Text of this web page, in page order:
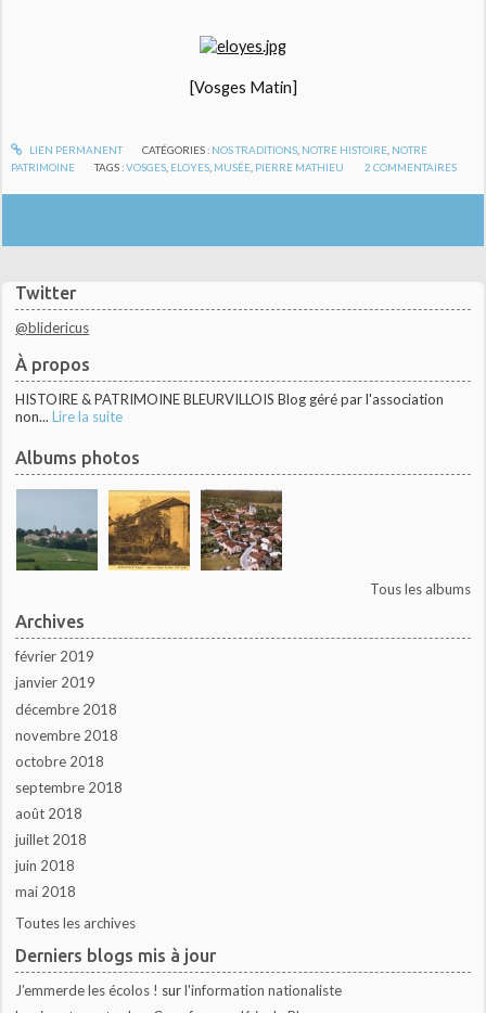
Twitter
@blidericus
À propos
HISTOIRE & PATRIMOINE BLEURVILLOIS Blog géré par l'association
non... Lire la suite
Albums photos
Tous les albums
Archives
février 2019
janvier 2019
décembre 2018
novembre 2018
octobre 2018
septembre 2018
août 2018
juillet 2018
juin 2018
mai 2018
Toutes les archives
Derniers blogs mis à jour
J’emmerde les écolos ! surl'information nationaliste
[Vosges Matin]
LIEN PERMANENT CATÉGORIES : NOS TRADITIONS, NOTRE HISTOIRE, NOTRE
PATRIMOINE
TAGS :VOSGES ELOYES MUSÉE PIERRE MATHIEU 2 COMMENTAIRES